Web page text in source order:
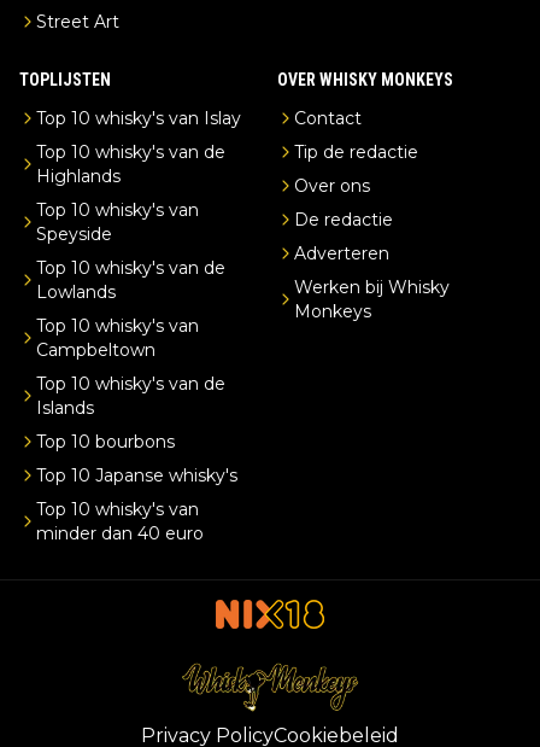
Street Art
TOPLIJSTEN
Top 10 whisky's van Islay
Top 10 whisky's van de
Highlands
Top 10 whisky's van
Speyside
Top 10 whisky's van de
Lowlands
Top 10 whisky's van
Campbeltown
Top 10 whisky's van de
Islands
Top 10 bourbons
Top 10 Japanse whisky's
Top 10 whisky's van
minder dan 40 euro
OVER WHISKY MONKEYS
Contact
Tip de redactie
Over ons
De redactie
Adverteren
Werken bij Whisky
Monkeys
Privacy PolicyCookiebeleid